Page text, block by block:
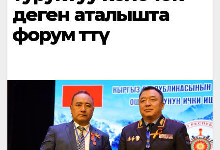
деген аталышта
форум өттү